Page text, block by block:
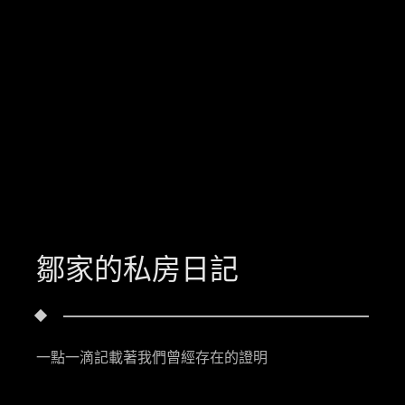
鄒家的私房日記
一點一滴記載著我們曾經存在的證明